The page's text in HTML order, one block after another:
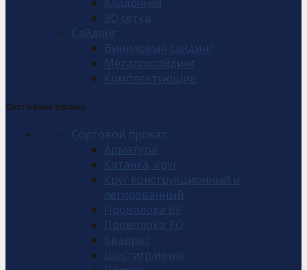
3D сетка
Сайдинг
Виниловый сайдинг
Металлосайдинг
Комплектующие
Оптовый прайс
Сортовой прокат
Арматура
Катанка, круг
Круг конструкционный и
легированный
Проволока ВР
Проволока ТО
Квадрат
Шестигранник